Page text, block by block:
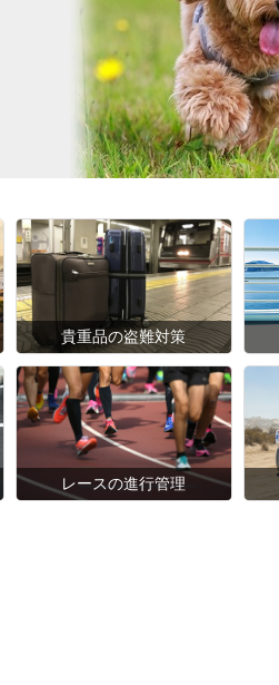
貴重品の盗難対策
レースの進行管理